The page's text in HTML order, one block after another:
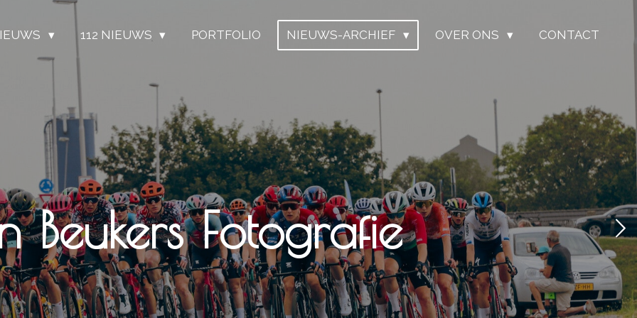
112 NIEUWS PORTFOLIO NIEUWS-ARCHIEF OVER ONS CONTACT
Beukers Fotografie